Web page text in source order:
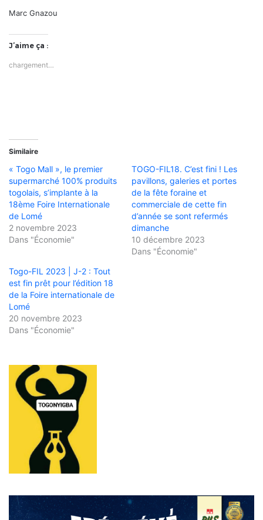
Marc Gnazou
J’aime ça :
chargement…
Similaire
« Togo Mall », le premier
supermarché 100% produits
togolais, s’implante à la
18ème Foire Internationale
de Lomé
2 novembre 2023
Dans "Économie"
TOGO-FIL18. C’est fini ! Les
pavillons, galeries et portes
de la fête foraine et
commerciale de cette fin
d’année se sont refermés
dimanche
10 décembre 2023
Dans "Économie"
Togo-FIL 2023 | J-2 : Tout
est fin prêt pour l’édition 18
de la Foire internationale de
Lomé
20 novembre 2023
Dans "Économie"